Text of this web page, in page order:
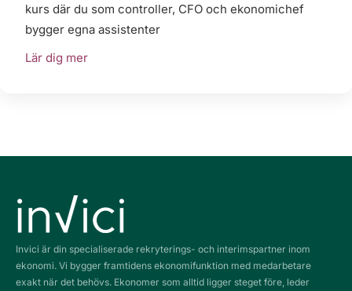
kurs där du som controller, CFO och ekonomichef
bygger egna assistenter
Lär dig mer
Invici är din specialiserade rekryterings- och interimspartner inom
ekonomi. Vi bygger framtidens ekonomifunktion med medarbetare
exakt när det behövs. Ekonomer som alltid ligger steget före, leder